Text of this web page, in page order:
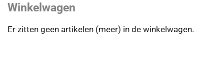
Winkelwagen
Er zitten geen artikelen (meer) in de winkelwagen.